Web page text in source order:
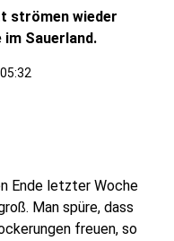
strömen wieder
im Sauerland.
Ende letzter Woche
Man spüre, dass
freuen, so